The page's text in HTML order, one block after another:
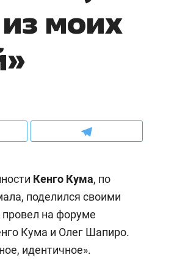
моих
Кенго Кума, по
поделился своими
на форуме
Кума и Олег Шапиро.
идентичное».
запросах мастеров
налогах и развитии без
Face
будет
Рекомендуем
Опыт выживания в
природе, работа